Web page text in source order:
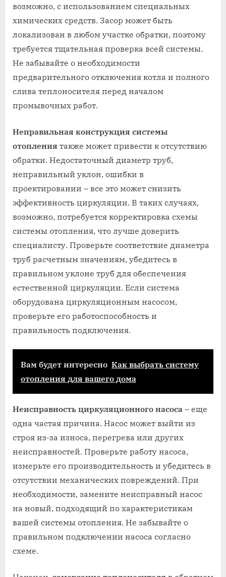
возможно, с использованием специальных
химических средств. Засор может быть
локализован в любом участке обратки, поэтому
требуется тщательная проверка всей системы.
Не забывайте о необходимости
предварительного отключения котла и полного
слива теплоносителя перед началом
промывочных работ.
Неправильная конструкция системы
отопления также может привести к отсутствию
обратки. Недостаточный диаметр труб,
неправильный уклон, ошибки в
проектировании – все это может снизить
эффективность циркуляции. В таких случаях,
возможно, потребуется корректировка схемы
системы отопления, что лучше доверить
специалисту. Проверьте соответствие диаметра
труб расчетным значениям, убедитесь в
правильном уклоне труб для обеспечения
естественной циркуляции. Если система
оборудована циркуляционным насосом,
проверьте его работоспособность и
правильность подключения.
Вам будет интересно Как выбрать систему
отопления для вашего дома
Неисправность циркуляционного насоса – еще
одна частая причина. Насос может выйти из
строя из-за износа, перегрева или других
неисправностей. Проверьте работу насоса,
измерьте его производительность и убедитесь в
отсутствии механических повреждений. При
необходимости, замените неисправный насос
на новый, подходящий по характеристикам
вашей системы отопления. Не забывайте о
правильном подключении насоса согласно
схеме.